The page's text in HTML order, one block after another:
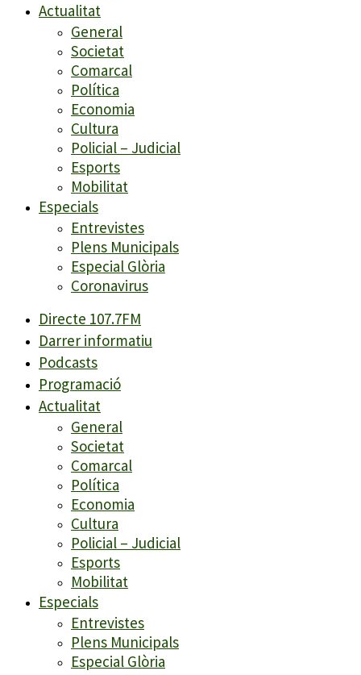
Actualitat
General
Societat
Comarcal
Política
Economia
Cultura
Policial – Judicial
Esports
Mobilitat
Especials
Entrevistes
Plens Municipals
Especial Glòria
Coronavirus
Directe 107.7FM
Darrer informatiu
Podcasts
Programació
Actualitat
General
Societat
Comarcal
Política
Economia
Cultura
Policial – Judicial
Esports
Mobilitat
Especials
Entrevistes
Plens Municipals
Especial Glòria